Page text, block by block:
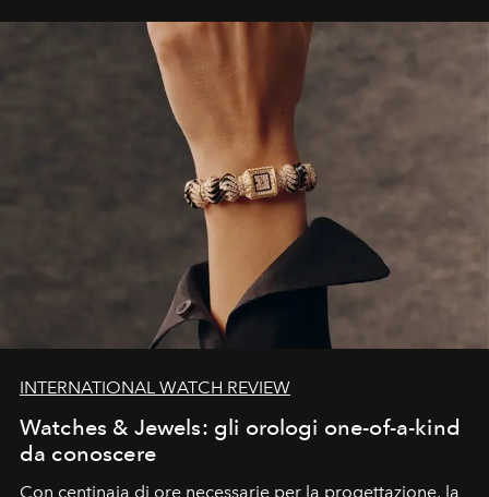
INTERNATIONAL WATCH REVIEW
Watches & Jewels: gli orologi one-of-a-kind
da conoscere
Con centinaia di ore necessarie per la progettazione, la